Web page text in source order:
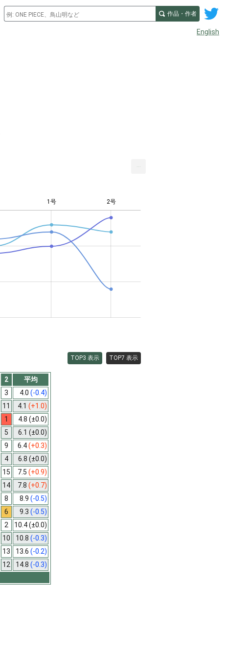
作品・作者
English
1号 2号
TOP3 表示 TOP7 表示
2
平均
3 4.0 (-0.4)
11 4.1 (+1.0)
1 4.8 (±0.0)
5 6.1 (±0.0)
9 6.4(+0.3)
4 6.8 (±0.0)
15 7.5 (+0.9)
14 7.8 (+0.7)
8 8.9 (-0.5)
6 9.3 (-0.5)
2 10.4(±0.0)
10 10.8 (-0.3)
13 13.6 (-0.2)
12 14.8 (-0.3)